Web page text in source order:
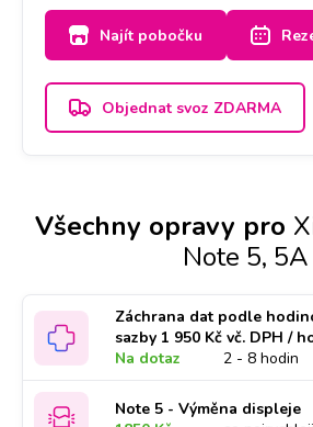
Najít pobočku
Objednat svoz ZDARMA
Všechny opravy pro
Note 5, 5A
Záchrana dat podle
sazby 1 950 Kč vč. DPH /
Na dotaz
2 - 8 hodin
Note 5 - Výměna displeje